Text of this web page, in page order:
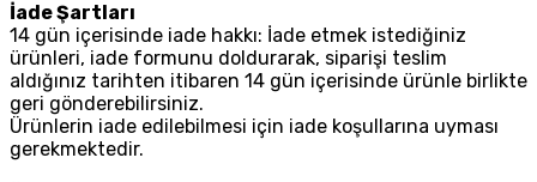
İade Şartları
14 gün içerisinde iade hakkı: İade etmek istediğiniz
ürünleri, iade formunu doldurarak, siparişi teslim
aldığınız tarihten itibaren 14 gün içerisinde ürünle birlikte
geri gönderebilirsiniz.
Ürünlerin iade edilebilmesi için iade koşullarına uyması
gerekmektedir.